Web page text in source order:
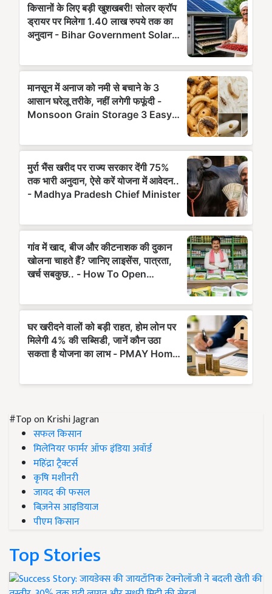
#Top on Krishi Jagran
सफल किसान
मिलेनियर फार्मर ऑफ इंडिया अवॉर्ड
महिंद्रा ट्रैक्टर्स
कृषि मशीनरी
जायद की फसल
बिज़नेस आइडियाज
पीएम किसान
Top Stories